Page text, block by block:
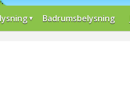
Badrumsbelysning